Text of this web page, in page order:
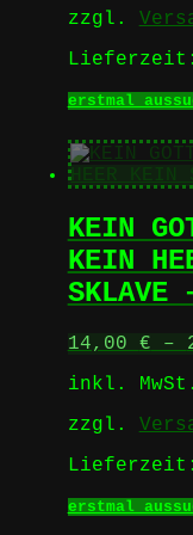
zzgl.
erstmal
KEIN
KEIN
14,00 € –
inkl. MwSt.
zzgl.
erstmal